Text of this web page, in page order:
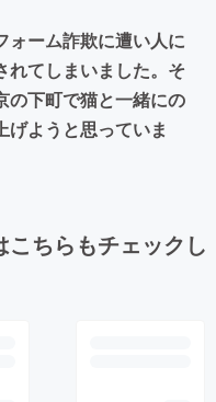
ォーム詐欺に遭い人に
れてしまいました。そ
の下町で猫と一緒にの
げようと思っていま
ちらもチェックし